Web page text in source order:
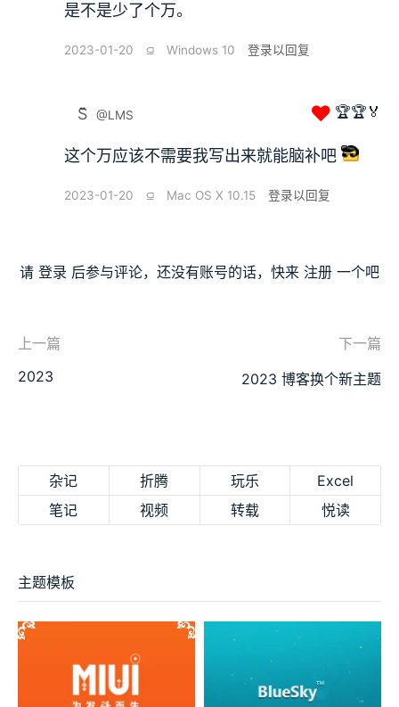
是不是少了个万。
2023-01-20 ⫑ Windows 10 登录以回复
S̆̈ @LMS ❤ 🏆🏆🏅
这个万应该不需要我写出来就能脑补吧
2023-01-20 ⫑ Mac OS X 10.15 登录以回复
请 登录 后参与评论，还没有账号的话，快来 注册 一个吧
上一篇
2023
下一篇
2023 博客换个新主题
杂记 折腾 玩乐
Excel
笔记
视频 转载 悦读
主题模板